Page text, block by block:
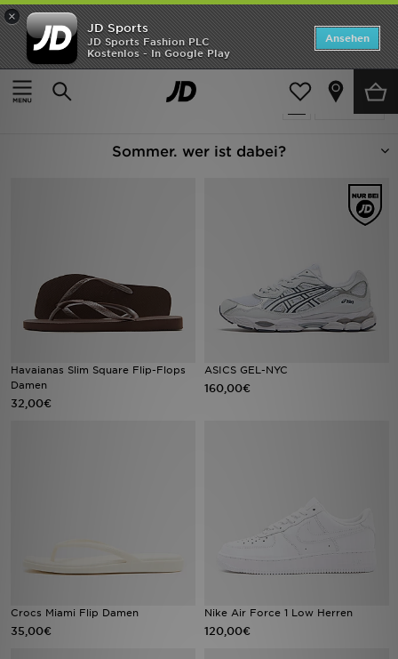
×
JD Sports
JD Sports Fashion PLC
Kostenlos - In Google Play
Ansehen
Startseite
Summer Campaign 2026
verfeinern
357 Produkte
Sommer. wer ist dabei?
Havaianas Slim Square Flip-Flops
Damen
32,00€
ASICS GEL-NYC
160,00€
Crocs Miami Flip Damen
35,00€
Nike Air Force 1 Low Herren
120,00€
Startseite
ANGEBOTE
Kinder
Bestsellers
Fußball